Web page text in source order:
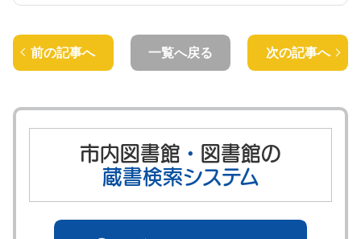
前の記事へ 一覧へ戻る 次の記事へ
市内図書館 ・ 図書館の
蔵書検索システム